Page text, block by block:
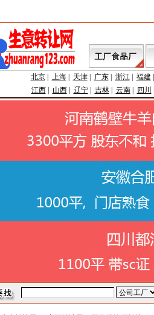
北京| 上海| 天津| 广东| 浙江| 福建|
江西| 山西| 辽宁| 吉林| 云南| 四川